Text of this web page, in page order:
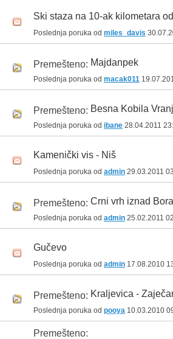
Ski staza na 10-ak kilometara
Poslednja poruka od miles_davis
Premešteno: Majdanpek
Poslednja poruka od macak011
Premešteno: Besna Kobila
Poslednja poruka od ibane 28.04.2011
Kamenički vis - Niš
Poslednja poruka od admin 29.03.2011
Premešteno: Crni vrh iznad Bora
Poslednja poruka od admin 25.02.2011
Gučevo
Poslednja poruka od admin 17.08.2010
Premešteno: Kraljevica -
Poslednja poruka od pooya 10.03.2010
Premešteno: